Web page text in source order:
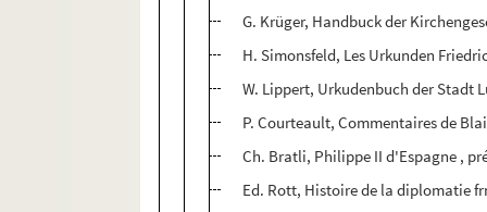
G. Krüger, Handbuck der
H. Simonsfeld, Les Urkunden
W. Lippert, Urkudenbuch der Stadt
P. Courteault, Commentaires de
Ch. Bratli, Philippe II d'Espagne ,
Ed. Rott, Histoire de la diplomatie